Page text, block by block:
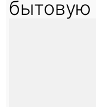
бытовую